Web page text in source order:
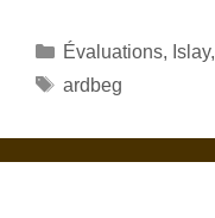
Catégories
Évaluations, Islay,
Étiquettes
ardbeg